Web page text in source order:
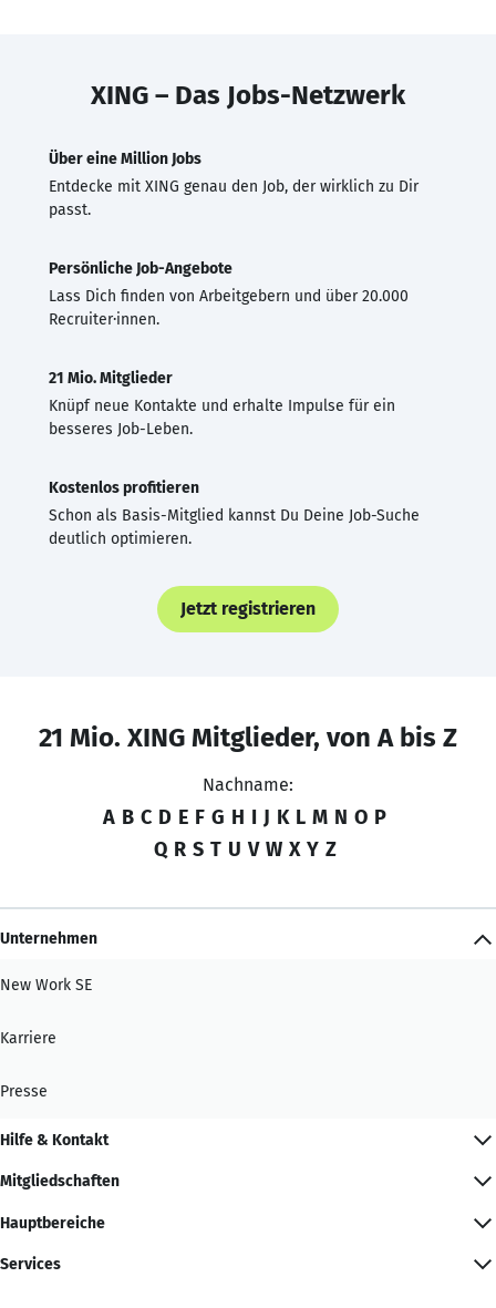
XING – Das Jobs-Netzwerk
Über eine Million Jobs
Entdecke mit XING genau den Job, der wirklich zu Dir
passt.
Persönliche Job-Angebote
Lass Dich finden von Arbeitgebern und über 20.000
Recruiter·innen.
21 Mio. Mitglieder
Knüpf neue Kontakte und erhalte Impulse für ein
besseres Job-Leben.
Kostenlos profitieren
Schon als Basis-Mitglied kannst Du Deine Job-Suche
deutlich optimieren.
Jetzt registrieren
21 Mio. XING Mitglieder, von A bis Z
Nachname:
A B C D E F G H I J K L M N O P
Q R S T U V W X Y Z
Unternehmen
New Work SE
Karriere
Presse
Hilfe & Kontakt
Mitgliedschaften
Hauptbereiche
Services